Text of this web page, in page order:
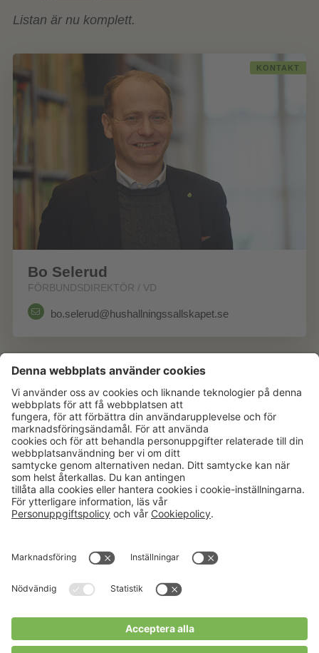
Listan är nu komplett.
KONTAKT
Bo Selerud
FÖRBUNDSDIREKTÖR / VD
bo.selerud@hushallningssallskapet.se
Karriär
Kalender
Verksamheter
Om Hushållningssällskapet
Hushållningssällskapens
Tjänster
Välkommen till Portalen!